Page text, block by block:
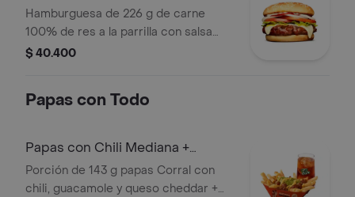
Hamburguesa de 226 g de carne
100% de res a la parrilla con salsa
bbq, queso mozzarella, tomate en
mostaza
$ 40.400
Papas con Todo
Papas con Chili Mediana +
bebida
Porción de 143 g papas Corral con
chili, guacamole y queso cheddar +